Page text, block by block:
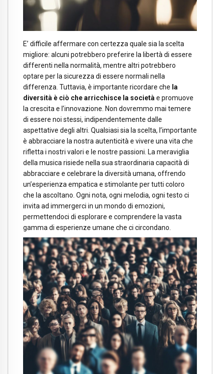
E’ difficile affermare con certezza quale sia la scelta
migliore: alcuni potrebbero preferire la libertà di essere
differenti nella normalità, mentre altri potrebbero
optare per la sicurezza di essere normali nella
differenza. Tuttavia, è importante ricordare che la
diversità è ciò che arricchisce la società e promuove
la crescita e l’innovazione. Non dovremmo mai temere
di essere noi stessi, indipendentemente dalle
aspettative degli altri. Qualsiasi sia la scelta, l’importante
è abbracciare la nostra autenticità e vivere una vita che
rifletta i nostri valori e le nostre passioni. La meraviglia
della musica risiede nella sua straordinaria capacità di
abbracciare e celebrare la diversità umana, offrendo
un’esperienza empatica e stimolante per tutti coloro
che la ascoltano. Ogni nota, ogni melodia, ogni testo ci
invita ad immergerci in un mondo di emozioni,
permettendoci di esplorare e comprendere la vasta
gamma di esperienze umane che ci circondano.